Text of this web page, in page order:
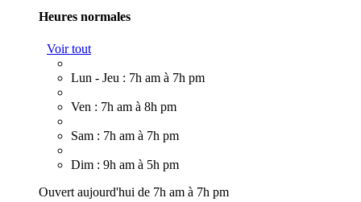
Heures normales
Voir tout
Lun - Jeu : 7h am à 7h pm
Ven : 7h am à 8h pm
Sam : 7h am à 7h pm
Dim : 9h am à 5h pm
Ouvert aujourd'hui de 7h am à 7h pm